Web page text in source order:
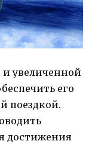
и увеличенной
его
поездкой.
достижения